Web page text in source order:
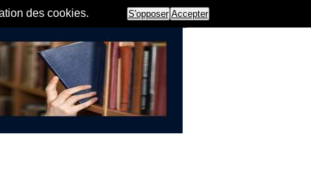
des cookies. S'opposer Accepter